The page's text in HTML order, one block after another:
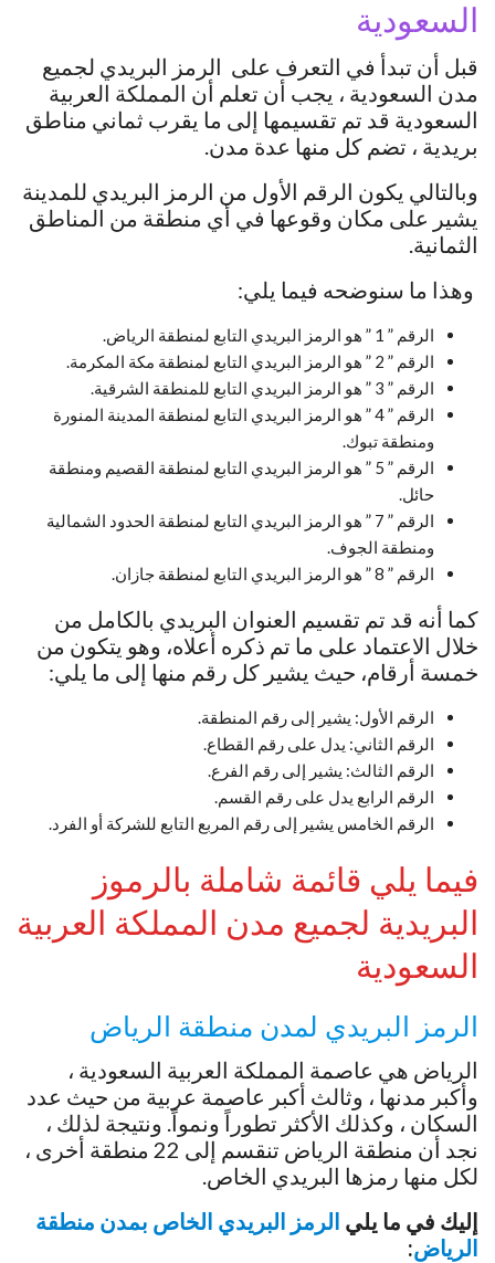
السعودية
قبل أن تبدأ في التعرف على الرمز البريدي لجميع
مدن السعودية ، يجب أن تعلم أن المملكة العربية
السعودية قد تم تقسيمها إلى ما يقرب ثماني مناطق
بريدية ، تضم كل منها عدة مدن.
وبالتالي يكون الرقم الأول من الرمز البريدي للمدينة
يشير على مكان وقوعها في أي منطقة من المناطق
الثمانية.
وهذا ما سنوضحه فيما يلي:
الرقم ” 1 ” هو الرمز البريدي التابع لمنطقة الرياض.
الرقم ” 2 ” هو الرمز البريدي التابع لمنطقة مكة المكرمة.
الرقم ” 3 ” هو الرمز البريدي التابع للمنطقة الشرقية.
الرقم ” 4 ” هو الرمز البريدي التابع لمنطقة المدينة المنورة
ومنطقة تبوك.
الرقم ” 5 ” هو الرمز البريدي التابع لمنطقة القصيم ومنطقة
حائل.
الرقم ” 7 ” هو الرمز البريدي التابع لمنطقة الحدود الشمالية
ومنطقة الجوف.
الرقم ” 8 ” هو الرمز البريدي التابع لمنطقة جازان.
كما أنه قد تم تقسيم العنوان البريدي بالكامل من
خلال الاعتماد على ما تم ذكره أعلاه، وهو يتكون من
خمسة أرقام، حيث يشير كل رقم منها إلى ما يلي:
الرقم الأول: يشير إلى رقم المنطقة.
الرقم الثاني: يدل على رقم القطاع.
الرقم الثالث: يشير إلى رقم الفرع.
الرقم الرابع يدل على رقم القسم.
الرقم الخامس يشير إلى رقم المربع التابع للشركة أو الفرد.
فيما يلي قائمة شاملة بالرموز
البريدية لجميع مدن المملكة العربية
السعودية
الرمز البريدي لمدن منطقة الرياض
الرياض هي عاصمة المملكة العربية السعودية ،
وأكبر مدنها ، وثالث أكبر عاصمة عربية من حيث عدد
السكان ، وكذلك الأكثر تطوراً ونمواً. ونتيجة لذلك ،
نجد أن منطقة الرياض تنقسم إلى 22 منطقة أخرى ،
لكل منها رمزها البريدي الخاص.
إليك في ما يلي الرمز البريدي الخاص بمدن منطقة
الرياض: